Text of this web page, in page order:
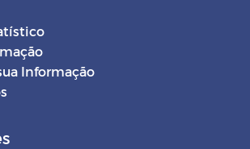
Informação